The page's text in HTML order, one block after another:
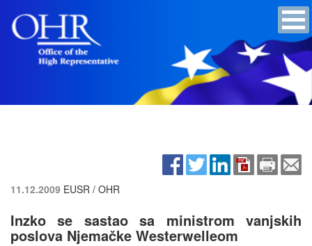
11.12.2009 EUSR / OHR
Inzko se sastao sa ministrom vanjskih
poslova Njemačke Westerwelleom